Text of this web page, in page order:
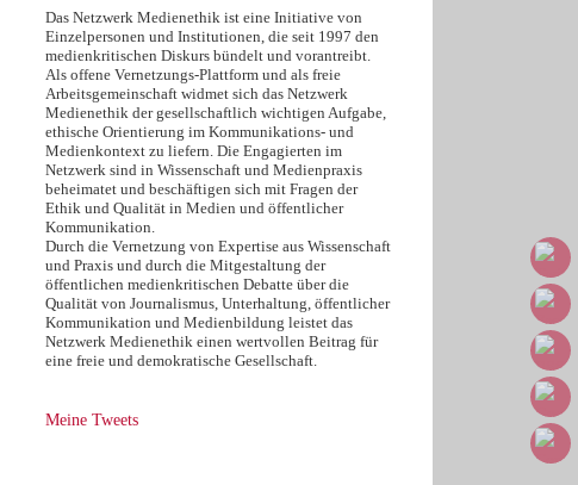
Das Netzwerk Medienethik ist eine Initiative von
Einzelpersonen und Institutionen, die seit 1997 den
medienkritischen Diskurs bündelt und vorantreibt.
Als offene Vernetzungs-Plattform und als freie
Arbeitsgemeinschaft widmet sich das Netzwerk
Medienethik der gesellschaftlich wichtigen Aufgabe,
ethische Orientierung im Kommunikations- und
Medienkontext zu liefern. Die Engagierten im
Netzwerk sind in Wissenschaft und Medienpraxis
beheimatet und beschäftigen sich mit Fragen der
Ethik und Qualität in Medien und öffentlicher
Kommunikation.
Durch die Vernetzung von Expertise aus Wissenschaft
und Praxis und durch die Mitgestaltung der
öffentlichen medienkritischen Debatte über die
Qualität von Journalismus, Unterhaltung, öffentlicher
Kommunikation und Medienbildung leistet das
Netzwerk Medienethik einen wertvollen Beitrag für
eine freie und demokratische Gesellschaft.
Meine Tweets